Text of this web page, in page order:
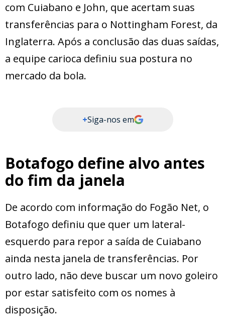
com Cuiabano e John, que acertam suas
transferências para o Nottingham Forest, da
Inglaterra. Após a conclusão das duas saídas,
a equipe carioca definiu sua postura no
mercado da bola.
+Siga-nos em
Botafogo define alvo antes
do fim da janela
De acordo com informação do Fogão Net, o
Botafogo definiu que quer um lateral-
esquerdo para repor a saída de Cuiabano
ainda nesta janela de transferências. Por
outro lado, não deve buscar um novo goleiro
por estar satisfeito com os nomes à
disposição.